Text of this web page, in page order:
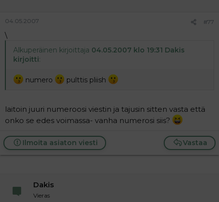
04.05.2007 #77
\
Alkuperäinen kirjoittaja 04.05.2007 klo 19:31 Dakis
kirjoitti:
numero pulttis pliish
laitoin juuri numeroosi viestin ja tajusin sitten vasta että
onko se edes voimassa- vanha numerosi siis?
Vastaa
Ilmoita asiaton viesti
Dakis
Vieras